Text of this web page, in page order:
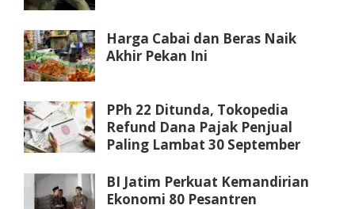
Harga Cabai dan Beras Naik
Akhir Pekan Ini
PPh 22 Ditunda, Tokopedia
Refund Dana Pajak Penjual
Paling Lambat 30 September
BI Jatim Perkuat Kemandirian
Ekonomi 80 Pesantren